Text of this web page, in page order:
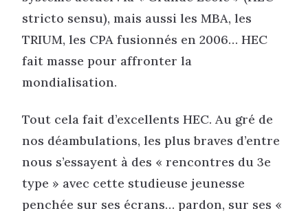
stricto sensu), mais aussi les MBA, les
TRIUM, les CPA fusionnés en 2006… HEC
fait masse pour affronter la
mondialisation.
Tout cela fait d’excellents HEC. Au gré de
nos déambulations, les plus braves d’entre
nous s’essayent à des « rencontres du 3e
type » avec cette studieuse jeunesse
penchée sur ses écrans… pardon, sur ses «